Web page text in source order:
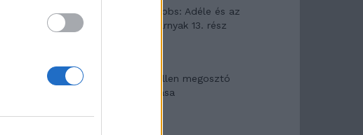
Elyna Robbs: Adéle és az
örökölt árnyak 13. rész
Woody Allen megosztó
zsenialitása